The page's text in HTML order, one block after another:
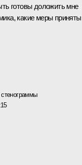
готовы доложить мне
какие меры приняты